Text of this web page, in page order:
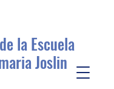
la Escuela
Joslin